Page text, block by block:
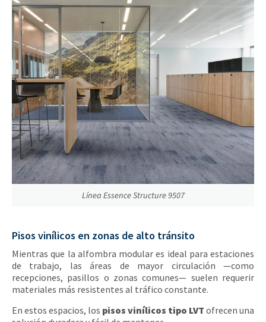
Línea Essence Structure 9507
Pisos vinílicos en zonas de alto tránsito
Mientras que la alfombra modular es ideal para estaciones
de trabajo, las áreas de mayor circulación —como
recepciones, pasillos o zonas comunes— suelen requerir
materiales más resistentes al tráfico constante.
En estos espacios, los pisos vinílicos tipo LVT ofrecen una